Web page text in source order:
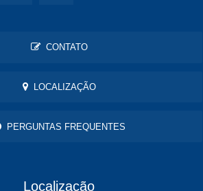
CONTATO
LOCALIZAÇÃO
PERGUNTAS FREQUENTES
Localização